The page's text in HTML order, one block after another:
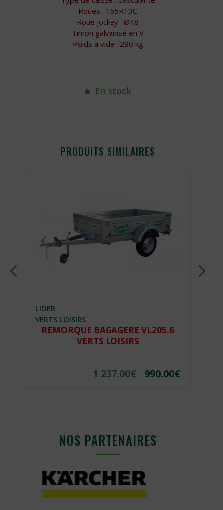
Roues : 165R13C
Roue jockey : Ø48
Timon galvanisé en V
Poids à vide : 290 kg
En stock
PRODUITS SIMILAIRES
LIDER
VERTS LOISIRS
REMORQUE BAGAGERE VL205.6
VERTS LOISIRS
1 237.00€ 990.00€
NOS PARTENAIRES